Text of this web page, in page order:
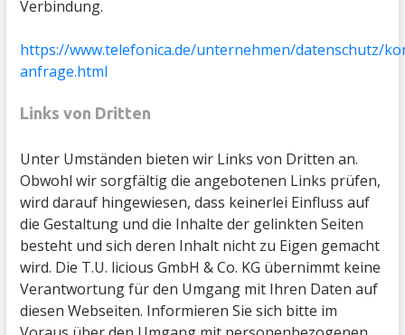
Verbindung.
https://www.telefonica.de/unternehmen/datenschutz/
anfrage.html
Links von Dritten
Unter Umständen bieten wir Links von Dritten an.
Obwohl wir sorgfältig die angebotenen Links prüfen,
wird darauf hingewiesen, dass keinerlei Einfluss auf
die Gestaltung und die Inhalte der gelinkten Seiten
besteht und sich deren Inhalt nicht zu Eigen gemacht
wird. Die T.U. licious GmbH & Co. KG übernimmt keine
Verantwortung für den Umgang mit Ihren Daten auf
diesen Webseiten. Informieren Sie sich bitte im